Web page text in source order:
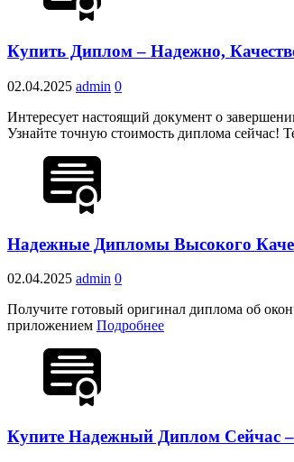
Купить Диплом – Надежно,
02.04.2025 admin 0
Интересует настоящий документ о
Узнайте точную стоимость диплома сейчас!
Надежные Дипломы Высокого
02.04.2025 admin 0
Получите готовый оригинал диплома об
приложением Подробнее
Купите Надежный Диплом Сейчас –